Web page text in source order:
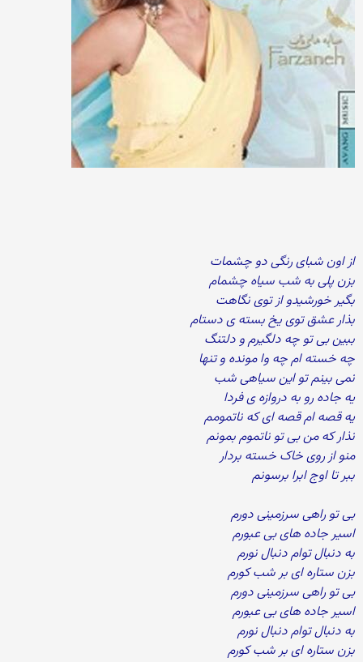
از اون شبای رنگی دو چشمات
بزن پلی به شب سیاه چشمام
بگیر خورشیدو از توی نگاهت
بذار عشق توی یخ بسته ی دستام
ببین بی تو چه دلگیرم و دلتنگ
چه خسته ام چه وا مونده و تنها
نمی بینم تو این سیاهی شب
یه جاده رو به دروازه ی فردا
یه قصه ام قصه ای که ناتمومم
نذار که من بی تو ناتموم بمونم
منو از روی خاک خسته بردار
ببر تا اوج ابرا برسونم
بی تو راهی سرزمینی دورم
اسیر جاده های بی عبورم
به دنبال توام دنبال نورم
بزن ستاره ای بر شب کورم
بی تو راهی سرزمینی دورم
اسیر جاده های بی عبورم
به دنبال توام دنبال نورم
بزن ستاره ای بر شب کورم